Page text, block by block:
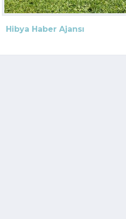
Hibya Haber Ajansı